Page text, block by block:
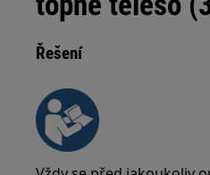
Řešení